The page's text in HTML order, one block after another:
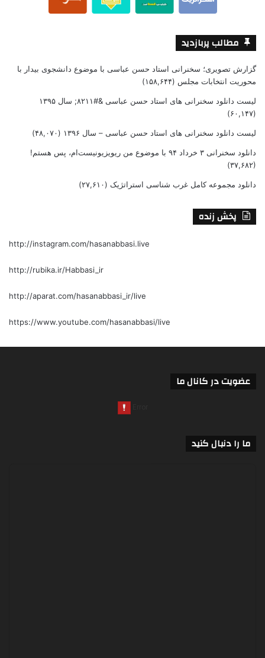
مطالب پربازدید
گزارش تصویری؛ سخنرانی استاد حسن عباسی با موضوع دانشجوی بیدار با
محوریت انتخابات مجلس (۱۵۸,۶۴۴)
لیست دانلود سخنرانی های استاد حسن عباسی &#۸۲۱۱; سال ۱۳۹۵
(۶۰,۱۴۷)
لیست دانلود سخنرانی های استاد حسن عباسی – سال ۱۳۹۶ (۴۸,۰۷۰)
دانلود سخنرانی ۳ خرداد ۹۴ با موضوع من ریویزیونیست‌ام، پس هستم!
(۳۷,۶۸۲)
دانلود مجموعه کامل غرب شناسی استراتژیک (۲۷,۶۱۰)
پخش زنده
http://instagram.com/hasanabbasi.live
http://rubika.ir/Habbasi_ir
http://aparat.com/hasanabbasi_ir/live
https://www.youtube.com/hasanabbasi/live
عضویت در کانال ما
ما را دنبال کنید